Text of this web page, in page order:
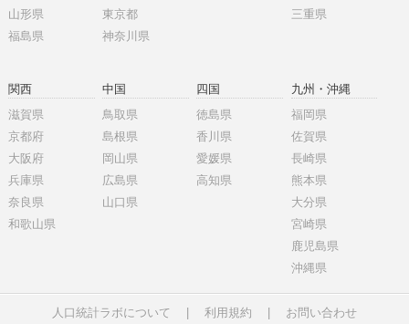
山形県
福島県
東京都
神奈川県
三重県
関西
滋賀県
京都府
大阪府
兵庫県
奈良県
和歌山県
中国
鳥取県
島根県
岡山県
広島県
山口県
四国
徳島県
香川県
愛媛県
高知県
九州・沖縄
福岡県
佐賀県
長崎県
熊本県
大分県
宮崎県
鹿児島県
沖縄県
人口統計ラボについて 利用規約 お問い合わせ